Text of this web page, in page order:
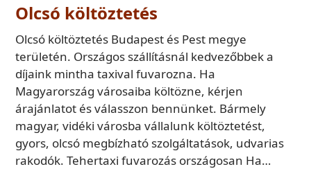
Olcsó költöztetés
Olcsó költöztetés Budapest és Pest megye
területén. Országos szállításnál kedvezőbbek a
díjaink mintha taxival fuvarozna. Ha
Magyarország városaiba költözne, kérjen
árajánlatot és válasszon bennünket. Bármely
magyar, vidéki városba vállalunk költöztetést,
gyors, olcsó megbízható szolgáltatások, udvarias
rakodók. Tehertaxi fuvarozás országosan Ha…